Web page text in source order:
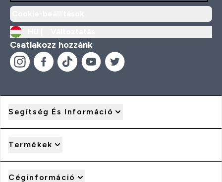
Csatlakozz hozzánk
Segítség És Információ
Termékek
Céginformáció